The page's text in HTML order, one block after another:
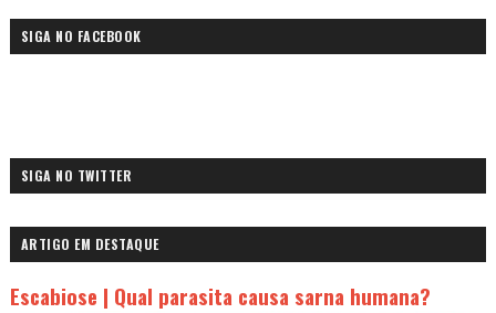
SIGA NO FACEBOOK
SIGA NO TWITTER
ARTIGO EM DESTAQUE
Escabiose | Qual parasita causa sarna humana?